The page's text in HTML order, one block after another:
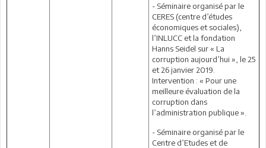
- Séminaire organisé par le
CERES (centre d’études
économiques et sociales),
l’INLUCC et la fondation
Hanns Seidel sur « La
corruption aujourd’hui », le 25
et 26 janvier 2019.
Intervention : « Pour une
meilleure évaluation de la
corruption dans
l’administration publique ».
- Séminaire organisé par le
Centre d’Etudes et de